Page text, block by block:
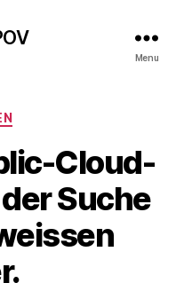
Menu
Cloud-
Suche